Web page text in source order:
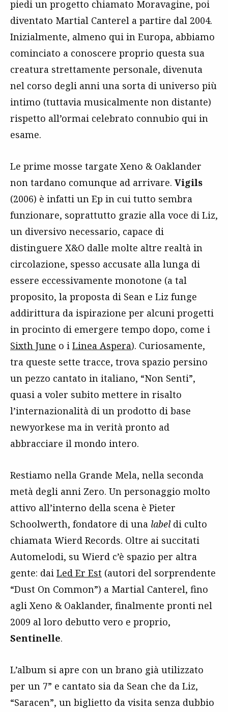
piedi un progetto chiamato Moravagine, poi
diventato Martial Canterel a partire dal 2004.
Inizialmente, almeno qui in Europa, abbiamo
cominciato a conoscere proprio questa sua
creatura strettamente personale, divenuta
nel corso degli anni una sorta di universo più
intimo (tuttavia musicalmente non distante)
rispetto all’ormai celebrato connubio qui in
esame.
Le prime mosse targate Xeno & Oaklander
non tardano comunque ad arrivare. Vigils
(2006) è infatti un Ep in cui tutto sembra
funzionare, soprattutto grazie alla voce di Liz,
un diversivo necessario, capace di
distinguere X&O dalle molte altre realtà in
circolazione, spesso accusate alla lunga di
essere eccessivamente monotone (a tal
proposito, la proposta di Sean e Liz funge
addirittura da ispirazione per alcuni progetti
in procinto di emergere tempo dopo, come i
Sixth June o i Linea Aspera). Curiosamente,
tra queste sette tracce, trova spazio persino
un pezzo cantato in italiano, “Non Senti”,
quasi a voler subito mettere in risalto
l’internazionalità di un prodotto di base
newyorkese ma in verità pronto ad
abbracciare il mondo intero.
Restiamo nella Grande Mela, nella seconda
metà degli anni Zero. Un personaggio molto
attivo all’interno della scena è Pieter
Schoolwerth, fondatore di una labeldi culto
chiamata Wierd Records. Oltre ai succitati
Automelodi, su Wierd c’è spazio per altra
gente: dai Led Er Est (autori del sorprendente
“Dust On Common”) a Martial Canterel, fino
agli Xeno & Oaklander, finalmente pronti nel
2009 al loro debutto vero e proprio,
Sentinelle.
L’album si apre con un brano già utilizzato
per un 7” e cantato sia da Sean che da Liz,
“Saracen”, un biglietto da visita senza dubbio